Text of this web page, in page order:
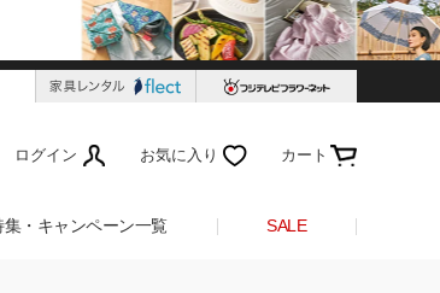
ログイン お気に入り カート
集・キャンペーン一覧 SALE